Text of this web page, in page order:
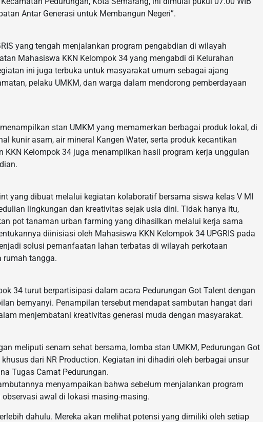
Antar Generasi untuk Membangun Negeri”.
yang tengah menjalankan program pengabdian di wilayah
Mahasiswa KKN Kelompok 34 yang mengabdi di Kelurahan
ini juga terbuka untuk masyarakat umum sebagai ajang
pelaku UMKM, dan warga dalam mendorong pemberdayaan
stan UMKM yang memamerkan berbagai produk lokal, di
kunir asam, air mineral Kangen Water, serta produk kecantikan
KKN Kelompok 34 juga menampilkan hasil program kerja unggulan
yang dibuat melalui kegiatan kolaboratif bersama siswa kelas V MI
lingkungan dan kreativitas sejak usia dini. Tidak hanya itu,
pot tanaman urban farming yang dihasilkan melalui kerja sama
diinisiasi oleh Mahasiswa KKN Kelompok 34 UPGRIS pada
solusi pemanfaatan lahan terbatas di wilayah perkotaan
rumah tangga.
34 turut berpartisipasi dalam acara Pedurungan Got Talent dengan
bernyanyi. Penampilan tersebut mendapat sambutan hangat dari
menjembatani kreativitas generasi muda dengan masyarakat.
meliputi senam sehat bersama, lomba stan UMKM, Pedurungan Got
dari NR Production. Kegiatan ini dihadiri oleh berbagai unsur
Tugas Camat Pedurungan.
menyampaikan bahwa sebelum menjalankan program
awal di lokasi masing-masing.
dahulu. Mereka akan melihat potensi yang dimiliki oleh setiap